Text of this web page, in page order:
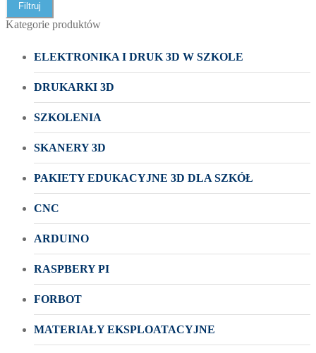
Filtruj
Kategorie produktów
ELEKTRONIKA I DRUK 3D W SZKOLE
DRUKARKI 3D
SZKOLENIA
SKANERY 3D
PAKIETY EDUKACYJNE 3D DLA SZKÓŁ
CNC
ARDUINO
RASPBERY PI
FORBOT
MATERIAŁY EKSPLOATACYJNE